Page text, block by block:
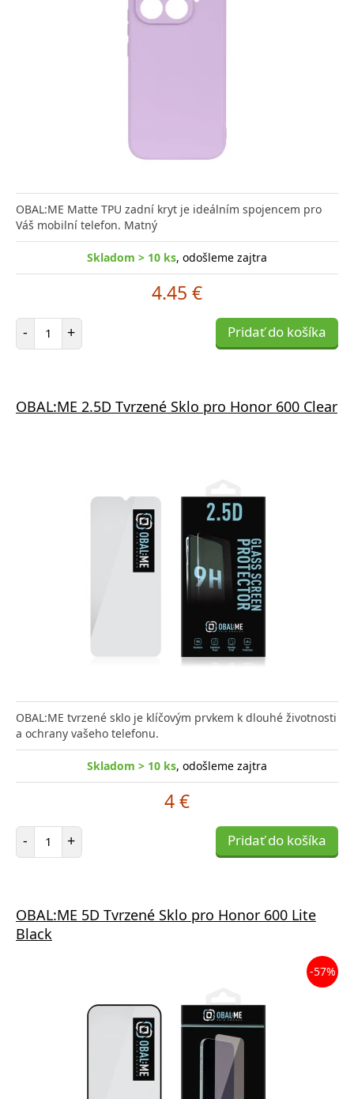
OBAL:ME Matte TPU zadní kryt je ideálním spojencem pro
Váš mobilní telefon. Matný
Skladom > 10 ks, odošleme zajtra
4.45 €
- Počet položiek
+ Pridať do košíka
OBAL:ME 2.5D Tvrzené Sklo pro Honor 600 Clear
OBAL:ME tvrzené sklo je klíčovým prvkem k dlouhé životnosti
a ochrany vašeho telefonu.
Skladom > 10 ks, odošleme zajtra
4 €
- Počet položiek
+ Pridať do košíka
OBAL:ME 5D Tvrzené Sklo pro Honor 600 Lite
Black
-57%